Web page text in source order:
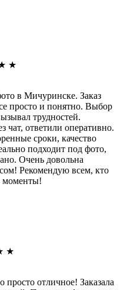
★
в Мичуринске. Заказ
просто и понятно. Выбор
трудностей.
чат, ответили оперативно.
сроки, качество
подходит под фото,
Очень довольна
Рекомендую всем, кто
моменты!
★
просто отличное! Заказала